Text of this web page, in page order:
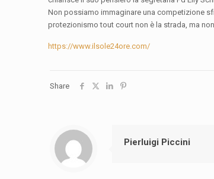
Non possiamo immaginare una competizione
protezionismo tout court non è la strada, ma non
https://www.ilsole24ore.com/
Share
Pierluigi Piccini